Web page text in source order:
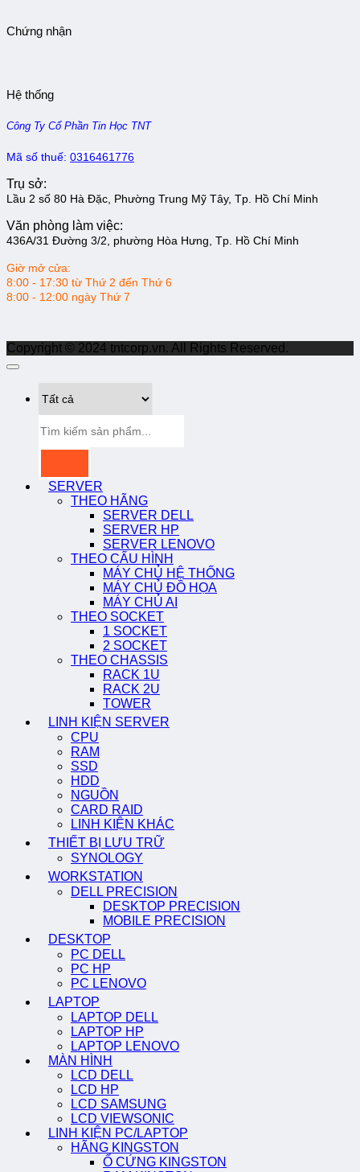
Chứng nhận
Hệ thống
Công Ty Cổ Phần Tin Học TNT
Mã số thuế: 0316461776
Trụ sở:
Lầu 2 số 80 Hà Đặc, Phường Trung Mỹ Tây, Tp. Hồ Chí Minh
Văn phòng làm việc:
436A/31 Đường 3/2, phường Hòa Hưng, Tp. Hồ Chí Minh
Giờ mở cửa:
8:00 - 17:30 từ Thứ 2 đến Thứ 6
8:00 - 12:00 ngày Thứ 7
Copyright © 2024 tntcorp.vn. All Rights Reserved.
kiếm:
SERVER
THEO HÃNG
SERVER DELL
SERVER HP
SERVER LENOVO
THEO CẤU HÌNH
MÁY CHỦ HỆ THỐNG
MÁY CHỦ ĐỒ HỌA
MÁY CHỦ AI
THEO SOCKET
1 SOCKET
2 SOCKET
THEO CHASSIS
RACK 1U
RACK 2U
TOWER
LINH KIỆN SERVER
CPU
RAM
SSD
HDD
NGUỒN
CARD RAID
LINH KIỆN KHÁC
THIẾT BỊ LƯU TRỮ
SYNOLOGY
WORKSTATION
DELL PRECISION
DESKTOP PRECISION
MOBILE PRECISION
DESKTOP
PC DELL
PC HP
PC LENOVO
LAPTOP
LAPTOP DELL
LAPTOP HP
LAPTOP LENOVO
MÀN HÌNH
LCD DELL
LCD HP
LCD SAMSUNG
LCD VIEWSONIC
LINH KIỆN PC/LAPTOP
HÃNG KINGSTON
Ổ CỨNG KINGSTON